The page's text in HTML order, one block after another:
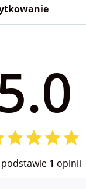
podstawie 1 opinii